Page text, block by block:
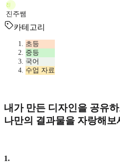
진
진주쌤
카테고리
초등
중등
국어
수업 자료
내가 만든 디자인을 공유
나만의 결과물을 자랑해보
1.